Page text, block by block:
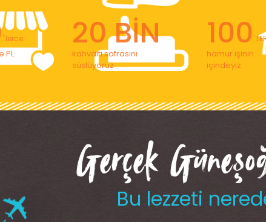
' lerce
PL
20 BİN
kahvaltı sofrasını
süslüyoruz
100'
hamur işinin
içindeyiz
Gerçek
Bu lezzeti